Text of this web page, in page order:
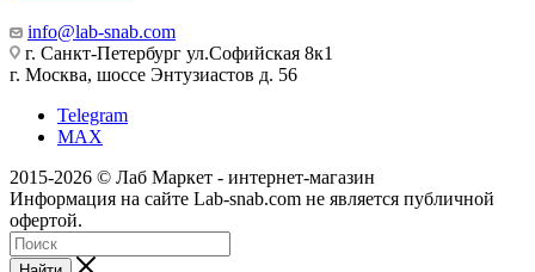
info@lab-snab.com
г. Санкт-Петербург ул.Софийская 8к1
г. Москва, шоссе Энтузиастов д. 56
Telegram
MAX
2015-2026 © Лаб Маркет - интернет-магазин
Информация на сайте Lab-snab.com не является публичной
офертой.